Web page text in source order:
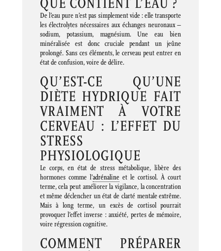
De l’eau pure n’est pas simplement vide : elle transporte
les électrolytes nécessaires aux échanges neuronaux –
sodium, potassium, magnésium. Une eau bien
minéralisée est donc cruciale pendant un jeûne
prolongé. Sans ces éléments, le cerveau peut entrer en
état de confusion, voire de délire.
QU’EST-CE QU’UNE
DIÈTE HYDRIQUE FAIT
VRAIMENT À VOTRE
CERVEAU : L’EFFET DU
STRESS
PHYSIOLOGIQUE
Le corps, en état de stress métabolique, libère des
hormones comme l’adrénalineet le cortisol. À court
terme, cela peut améliorer la vigilance, la concentration
et même déclencher un état de clarté mentale extrême.
Mais à long terme, un excès de cortisol pourrait
provoquer l’effet inverse : anxiété, pertes de mémoire,
voire régression cognitive.
COMMENT PRÉPARER